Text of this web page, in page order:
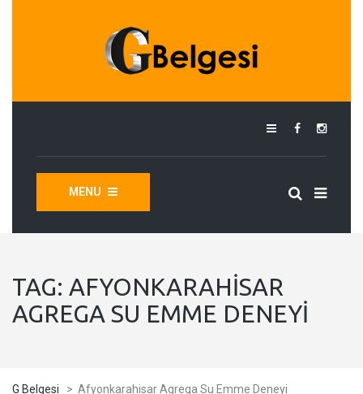
MENU
TAG: AFYONKARAHISAR
AGREGA SU EMME DENEYI
G Belgesi > Afyonkarahisar Agrega Su Emme Deneyi